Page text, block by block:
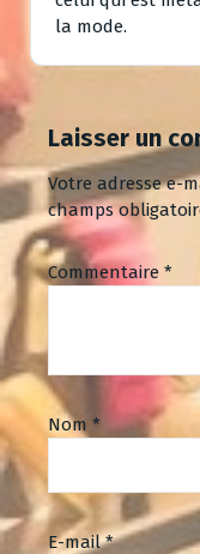
la mode.
Laisser un
Votre adresse e-
champs
Commentaire *
Nom *
E-mail*